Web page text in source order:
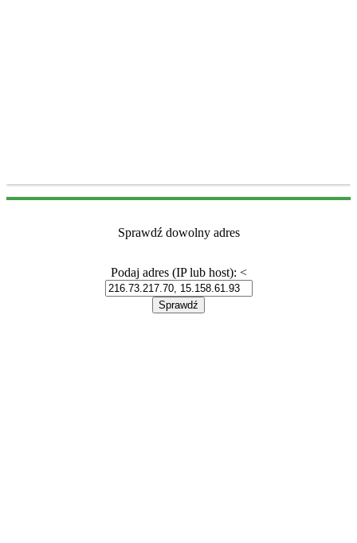
Sprawdź dowolny adres
Podaj adres (IP lub host): <